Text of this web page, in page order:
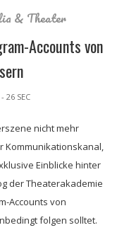
& Theater
Accounts von
- 26 SEC
nicht mehr
Kommunikationskanal,
Einblicke hinter
der Theaterakademie
Accounts von
folgen solltet.